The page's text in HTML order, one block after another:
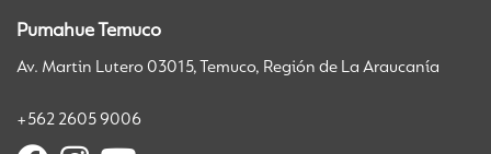
Pumahue Temuco
Av. Martin Lutero 03015, Temuco, Región de La Araucanía
+562 2605 9006